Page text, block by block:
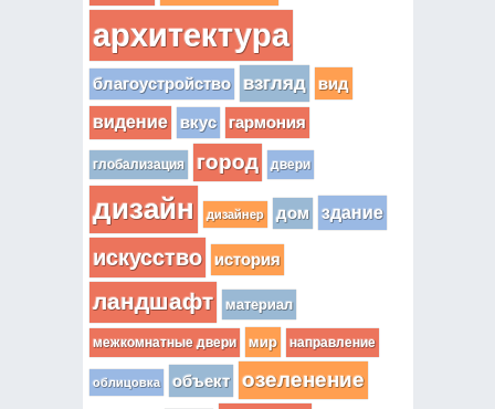
архитектура
благоустройство взгляд вид
видение вкус гармония
глобализация город двери
дизайн дизайнер дом здание
искусство история
ландшафт материал
межкомнатные двери мир направление
облицовка объект озеленение